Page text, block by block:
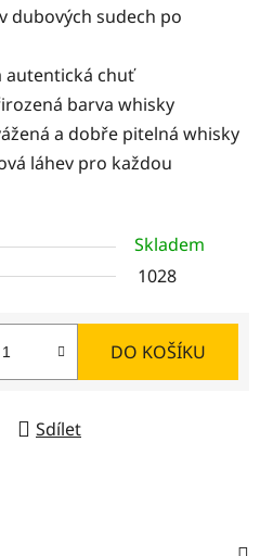
dubových sudech po
autentická chuť
barva whisky
a dobře pitelná whisky
láhev pro každou
Skladem
1028
DO KOŠÍKU
Sdílet